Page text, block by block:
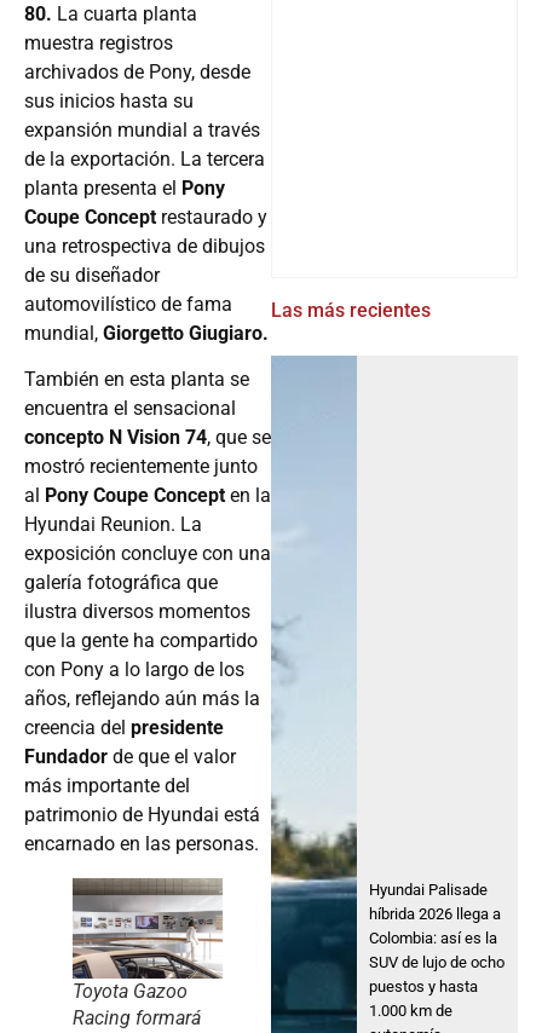
80. La cuarta planta
muestra registros
archivados de Pony, desde
sus inicios hasta su
expansión mundial a través
de la exportación. La tercera
planta presenta el Pony
Coupe Concept restaurado y
una retrospectiva de dibujos
de su diseñador
automovilístico de fama
mundial, Giorgetto Giugiaro.
También en esta planta se
encuentra el sensacional
concepto N Vision 74, que se
mostró recientemente junto
al
Pony Coupe Concept en la
Hyundai Reunion. La
exposición concluye con una
galería fotográfica que
ilustra diversos momentos
que la gente ha compartido
con Pony a lo largo de los
años, reflejando aún más la
creencia del presidente
Fundador de que el valor
más importante del
patrimonio de Hyundai está
encarnado en las personas.
Toyota Gazoo
Racing formará
Las más recientes
Hyundai Palisade
híbrida 2026 llega a
Colombia: así es la
SUV de lujo de ocho
puestos y hasta
1.000 km de